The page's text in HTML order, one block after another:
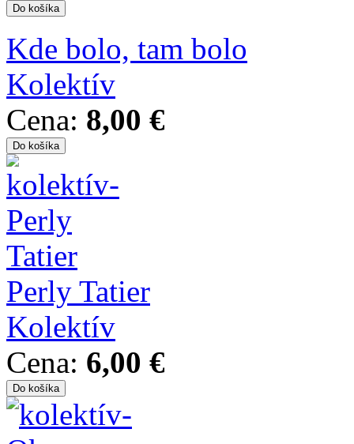
Kde bolo, tam bolo
Kolektív
Cena: 8,00 €
Perly Tatier
Kolektív
Cena: 6,00 €